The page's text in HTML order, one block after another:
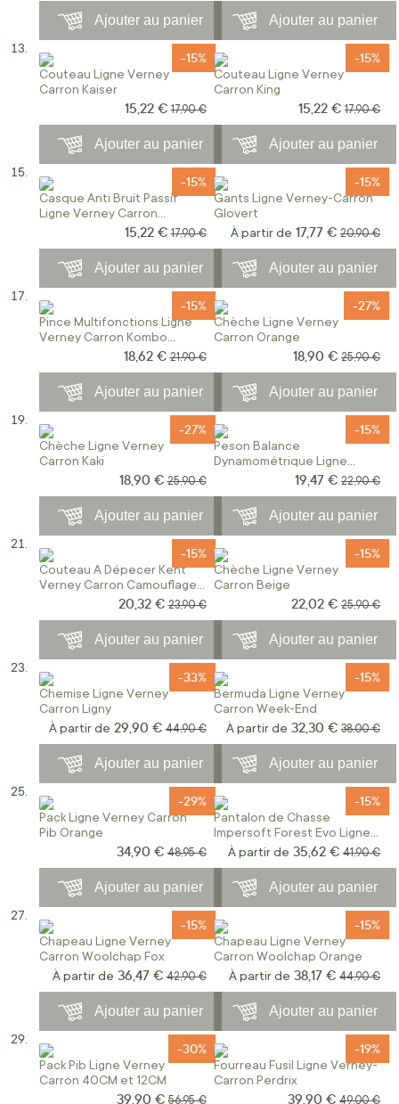
Ajouter au panier Ajouter au panier
Couteau Ligne Verney
Carron Kaiser
-15%
Prix Spécial
15,22 € Prix normal
17,90 €
Ajouter au panier
Couteau Ligne Verney
Carron King
-15%
Prix Spécial
15,22 € Prix
17,90 €
Ajouter au panier
Casque Anti Bruit Passif
Ligne Verney Carron
-15%
Prix Spécial
15,22 € Prix normal
17,90 €
Ajouter au panier
Gants Ligne Verney-Carron
Glovert
-15%
À partir de 17,77 € Prix
20,90 €
Ajouter au panier
Pince Multifonctions Ligne
Verney Carron Kombo
Ghost Camo Forest
-15%
Prix Spécial
18,62 € Prix normal
21,90 €
Ajouter au panier
Chèche Ligne Verney
Carron Orange
-27%
Prix Spécial
18,90 € Prix
25,90 €
Ajouter au panier
Chèche Ligne Verney
Carron Kaki
-27%
Prix Spécial
18,90 € Prix normal
25,90 €
Ajouter au panier
Peson Balance
Dynamométrique Ligne
Verney Carron
-15%
Prix Spécial
19,47 € Prix
22,90 €
Ajouter au panier
Couteau A Dépecer Kent
Verney Carron Camouflage
-15%
Prix Spécial
20,32 € Prix normal
23,90 €
Ajouter au panier
Chèche Ligne Verney
Carron Beige
-15%
Prix Spécial
22,02 € Prix
25,90 €
Ajouter au panier
Chemise Ligne Verney
Carron Ligny
-33%
À partir de 29,90 € Prix normal
44,90 €
Ajouter au panier
Bermuda Ligne Verney
Carron Week-End
-15%
À partir de 32,30 € Prix
38,00 €
Ajouter au panier
Pack Ligne Verney Carron
Pib Orange
-29%
Prix Spécial
34,90 € Prix normal
48,95 €
Ajouter au panier
Pantalon de Chasse
Impersoft Forest Evo Ligne
Verney Carron
-15%
À partir de 35,62 € Prix
41,90 €
Ajouter au panier
Chapeau Ligne Verney
Carron Woolchap Fox
-15%
À partir de 36,47 € Prix normal
42,90 €
Ajouter au panier
Chapeau Ligne Verney
Carron Woolchap Orange
-15%
À partir de 38,17 € Prix
44,90 €
Ajouter au panier
Pack Pib Ligne Verney
Carron 40CM et 12CM
-30%
Prix Spécial
39,90 € Prix normal
56,95 €
Fourreau Fusil Ligne Verney-
Carron Perdrix
-19%
Prix Spécial
39,90 € Prix
49,00 €